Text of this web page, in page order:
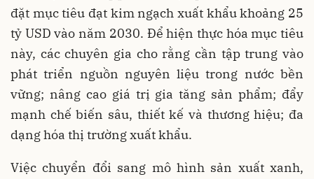
đặt mục tiêu đạt kim ngạch xuất khẩu khoảng 25
tỷ USD vào năm 2030. Để hiện thực hóa mục tiêu
này, các chuyên gia cho rằng cần tập trung vào
phát triển nguồn nguyên liệu trong nước bền
vững; nâng cao giá trị gia tăng sản phẩm; đẩy
mạnh chế biến sâu, thiết kế và thương hiệu; đa
dạng hóa thị trường xuất khẩu.
Việc chuyển đổi sang mô hình sản xuất xanh,